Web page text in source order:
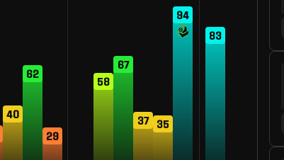
40
62
29
58
67
37 35
94
83